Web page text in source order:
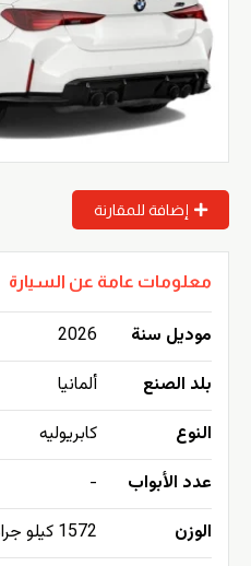
إضافة للمقارنة
معلومات عامة عن السيارة
موديل سنة
2026
بلد الصنع
ألمانيا
النوع
كابريوليه
عدد الأبواب
-
الوزن
1572 كيلو جرام